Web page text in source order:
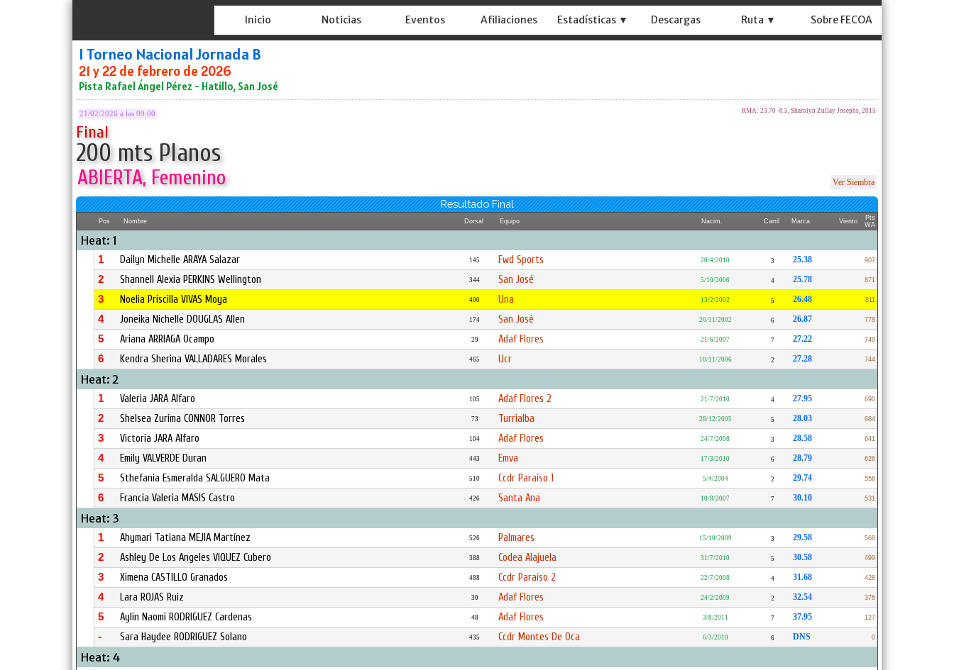
Inicio Noticias Eventos Afiliaciones Estadísticas ▼ Descargas Ruta ▼ Sobre FECOA
I Torneo Nacional Jornada B
21 y 22 de febrero de 2026
Pista Rafael Ángel Pérez - Hatillo, San José
21/02/2026 a las 09:00 RMA: 23.70 -0.5, Sharolyn Zullay Josephs, 2015
Final
200 mts Planos
ABIERTA, Femenino Ver Siembra
Resultado Final
Pos Nombre Dorsal Equipo Nacim. Carril Marca Viento
Pts
WA
Heat: 1
1 Dailyn Michelle ARAYA Salazar 145 Fwd Sports 20/4/2010 3 25.38 907
2 Shannell Alexia PERKINS Wellington 344 San José 5/10/2006 4 25.78 871
3 Noelia Priscilla VIVAS Moya 400 Una 13/2/2002 5 26.48 811
4 Joneika Nichelle DOUGLAS Allen 174 San José 20/11/2002 6 26.87 778
5 Ariana ARRIAGA Ocampo 29 Adaf Flores 21/6/2007 7 27.22 749
6 Kendra Sherina VALLADARES Morales 465 Ucr 10/11/2006 2 27.28 744
Heat: 2
1 Valeria JARA Alfaro 105 Adaf Flores 2 21/7/2010 4 27.95 690
2 Shelsea Zurima CONNOR Torres 73 Turrialba 28/12/2005 5 28.03 684
3 Victoria JARA Alfaro 104 Adaf Flores 24/7/2008 3 28.58 641
4 Emily VALVERDE Duran 443 Emva 17/3/2010 6 28.79 626
5 Sthefania Esmeralda SALGUERO Mata 510 Ccdr Paraíso 1 5/4/2004 2 29.74 556
6 Francia Valeria MASIS Castro 426 Santa Ana 10/8/2007 7 30.10 531
Heat: 3
1 Ahymari Tatiana MEJIA Martínez 526 Palmares 15/10/2009 3 29.58 568
2 Ashley De Los Angeles VIQUEZ Cubero 388 Codea Alajuela 31/7/2010 5 30.58 499
3 Ximena CASTILLO Granados 488 Ccdr Paraíso 2 22/7/2008 4 31.68 428
4 Lara ROJAS Ruiz 30 Adaf Flores 24/2/2009 2 32.54 376
5 Aylin Naomi RODRIGUEZ Cardenas 48 Adaf Flores 3/8/2011 7 37.95 127
- Sara Haydee RODRIGUEZ Solano 435 Ccdr Montes De Oca 6/3/2010 6 DNS 0
Heat: 4